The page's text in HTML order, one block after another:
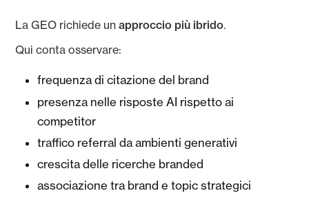
La GEO richiede unapproccio più ibrido.
Qui conta osservare:
frequenza di citazione del brand
presenza nelle risposte AI rispetto ai
competitor
traffico referral da ambienti generativi
crescita delle ricerche branded
associazione tra brand e topic strategici